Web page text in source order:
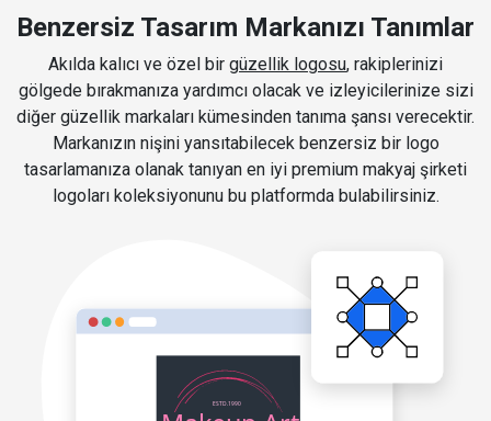
Benzersiz Tasarım Markanızı Tanımlar
Akılda kalıcı ve özel bir güzellik logosu, rakiplerinizi
gölgede bırakmanıza yardımcı olacak ve izleyicilerinize sizi
diğer güzellik markaları kümesinden tanıma şansı verecektir.
Markanızın nişini yansıtabilecek benzersiz bir logo
tasarlamanıza olanak tanıyan en iyi premium makyaj şirketi
logoları koleksiyonunu bu platformda bulabilirsiniz.